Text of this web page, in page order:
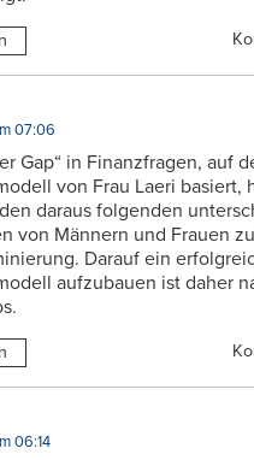
07:06
Gap“ in Finanzfragen, auf
von Frau Laeri basiert,
daraus folgenden
von Männern und Frauen
Darauf ein
aufzubauen ist daher
06:14